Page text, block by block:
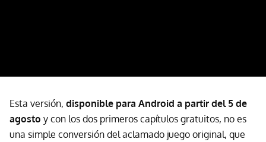
Esta versión, disponible para Android a partir del 5 de
agosto y con los dos primeros capítulos gratuitos, no es
una simple conversión del aclamado juego original, que